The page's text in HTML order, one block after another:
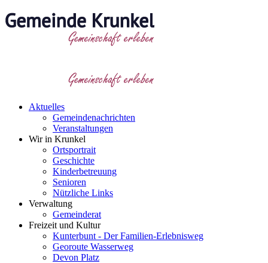
Aktuelles
Gemeindenachrichten
Veranstaltungen
Wir in Krunkel
Ortsportrait
Geschichte
Kinderbetreuung
Senioren
Nützliche Links
Verwaltung
Gemeinderat
Freizeit und Kultur
Kunterbunt - Der Familien-Erlebnisweg
Georoute Wasserweg
Devon Platz